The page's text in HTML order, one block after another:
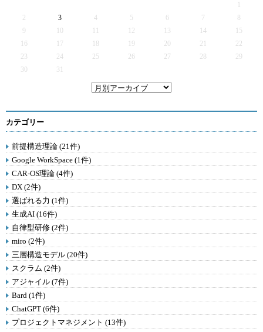
2
3 4 5 6 7
9
12 13 14
15
16
17 19 20 21
22
23
24 25 26 27 28
29
30
31
カテゴリー
前提構造理論 (21件)
Google WorkSpace (1件)
CAR-OS理論 (4件)
DX (2件)
選ばれる力 (1件)
生成AI (16件)
自律型研修 (2件)
miro (2件)
三層構造モデル (20件)
スクラム (2件)
アジャイル (7件)
Bard (1件)
ChatGPT (6件)
プロジェクトマネジメント (13件)